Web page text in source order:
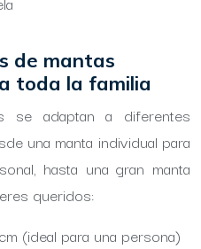
de mantas
toda la familia
se adaptan a diferentes
una manta individual para
hasta una gran manta
queridos:
(ideal para una persona)